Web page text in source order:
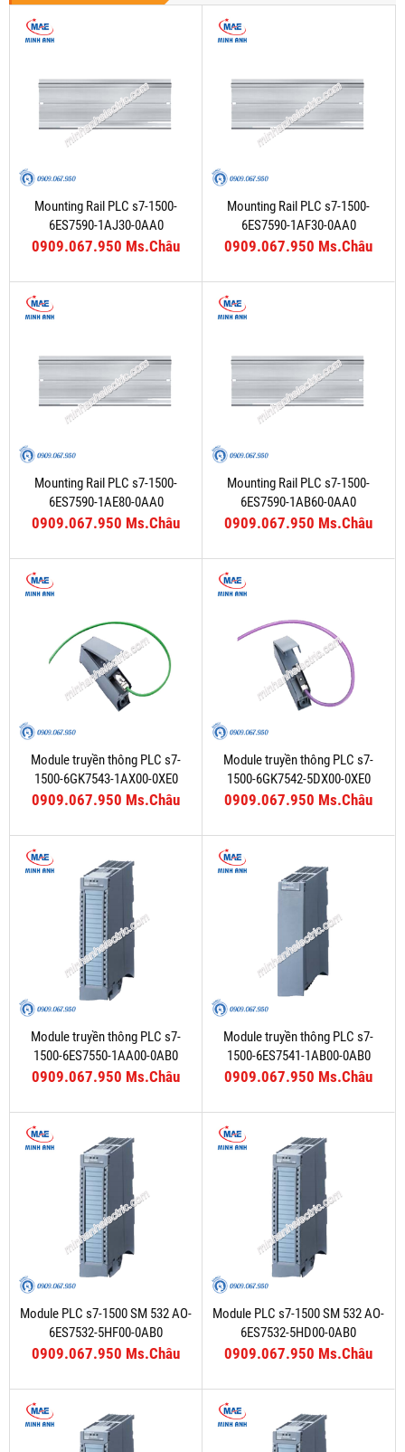
Mounting Rail PLC s7-1500-
6ES7590-1AJ30-0AA0
0909.067.950 Ms.Châu
Mounting Rail PLC s7-1500-
6ES7590-1AF30-0AA0
0909.067.950 Ms.Châu
Mounting Rail PLC s7-1500-
6ES7590-1AE80-0AA0
0909.067.950 Ms.Châu
Mounting Rail PLC s7-1500-
6ES7590-1AB60-0AA0
0909.067.950 Ms.Châu
Module truyền thông PLC s7-
1500-6GK7543-1AX00-0XE0
0909.067.950 Ms.Châu
Module truyền thông PLC s7-
1500-6GK7542-5DX00-0XE0
0909.067.950 Ms.Châu
Module truyền thông PLC s7-
1500-6ES7550-1AA00-0AB0
0909.067.950 Ms.Châu
Module truyền thông PLC s7-
1500-6ES7541-1AB00-0AB0
0909.067.950 Ms.Châu
Module PLC s7-1500 SM 532 AO-
6ES7532-5HF00-0AB0
0909.067.950 Ms.Châu
Module PLC s7-1500 SM 532 AO-
6ES7532-5HD00-0AB0
0909.067.950 Ms.Châu